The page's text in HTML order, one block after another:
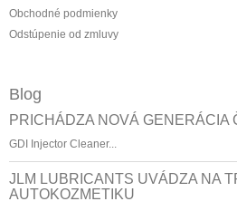
Obchodné podmienky
Odstúpenie od zmluvy
Blog
PRICHÁDZA NOVÁ GENERÁCIA
GDI Injector Cleaner...
JLM LUBRICANTS UVÁDZA NA
AUTOKOZMETIKU